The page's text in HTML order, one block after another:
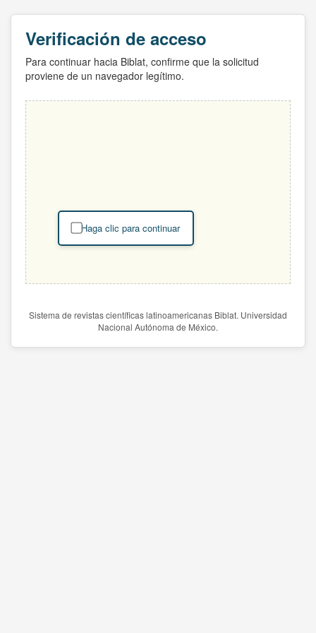
Verificación de acceso
Para continuar hacia Biblat, confirme que la solicitud
proviene de un navegador legítimo.
Haga clic para continuar
Sistema de revistas científicas latinoamericanas Biblat. Universidad
Nacional Autónoma de México.